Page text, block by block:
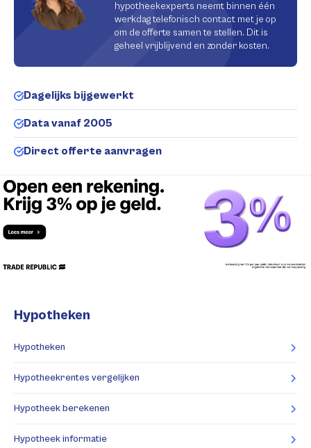
hypotheekexperts neemt binnen één
werkdag telefonisch contact met je op
om de offerte samen te stellen. Dit is
geheel vrijblijvend en zonder kosten.
Dagelijks bijgewerkt
Data vanaf 2005
Direct offerte aanvragen
Hypotheken
Hypotheken
Hypotheekrentes vergelijken
Hypotheek berekenen
Hypotheek informatie